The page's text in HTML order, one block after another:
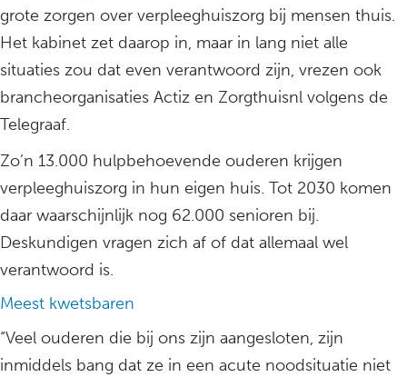
grote zorgen over verpleeghuiszorg bij mensen thuis.
Het kabinet zet daarop in, maar in lang niet alle
situaties zou dat even verantwoord zijn, vrezen ook
brancheorganisaties Actiz en Zorgthuisnl volgens de
Telegraaf.
Zo’n 13.000 hulpbehoevende ouderen krijgen
verpleeghuiszorg in hun eigen huis. Tot 2030 komen
daar waarschijnlijk nog 62.000 senioren bij.
Deskundigen vragen zich af of dat allemaal wel
verantwoord is.
Meest kwetsbaren
“Veel ouderen die bij ons zijn aangesloten, zijn
inmiddels bang dat ze in een acute noodsituatie niet